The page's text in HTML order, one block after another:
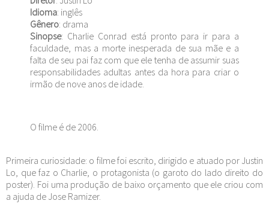
Idioma: inglês
Gênero: drama
Sinopse: Charlie Conrad está pronto para ir para a
faculdade, mas a morte inesperada de sua mãe e a
falta de seu pai faz com que ele tenha de assumir suas
responsabilidades adultas antes da hora para criar o
irmão de nove anos de idade.
O filme é de 2006.
Primeira curiosidade: o filme foi escrito, dirigido e atuado por Justin
Lo, que faz o Charlie, o protagonista (o garoto do lado direito do
poster). Foi uma produção de baixo orçamento que ele criou com
a ajuda de Jose Ramizer.